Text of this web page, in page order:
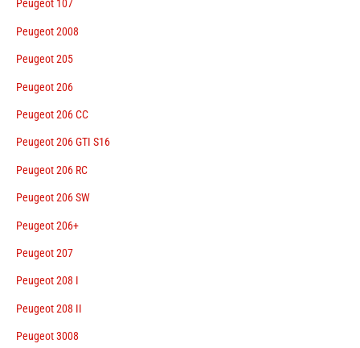
Peugeot 107
Peugeot 2008
Peugeot 205
Peugeot 206
Peugeot 206 CC
Peugeot 206 GTI S16
Peugeot 206 RC
Peugeot 206 SW
Peugeot 206+
Peugeot 207
Peugeot 208 I
Peugeot 208 II
Peugeot 3008